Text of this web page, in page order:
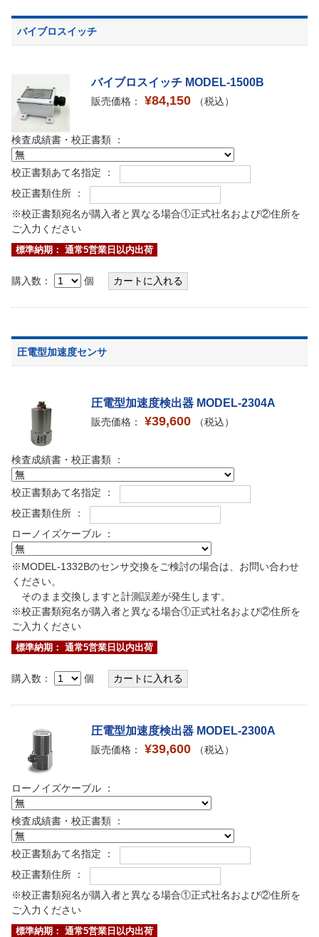
バイブロスイッチ
バイブロスイッチ MODEL-1500B
販売価格： ¥84,150 （税込）
検査成績書・校正書類 ：
校正書類あて名指定 ：
校正書類住所 ：
※校正書類宛名が購入者と異なる場合①正式社名および②住所を
ご入力ください
標準納期： 通常5営業日以内出荷
購入数： 個
圧電型加速度センサ
圧電型加速度検出器 MODEL-2304A
販売価格： ¥39,600 （税込）
検査成績書・校正書類 ：
校正書類あて名指定 ：
校正書類住所 ：
ローノイズケーブル ：
※MODEL-1332Bのセンサ交換をご検討の場合は、お問い合わせ
ください。
そのまま交換しますと計測誤差が発生します。
※校正書類宛名が購入者と異なる場合①正式社名および②住所を
ご入力ください
標準納期： 通常5営業日以内出荷
購入数： 個
圧電型加速度検出器 MODEL-2300A
販売価格： ¥39,600 （税込）
ローノイズケーブル ：
検査成績書・校正書類 ：
校正書類あて名指定 ：
校正書類住所 ：
※校正書類宛名が購入者と異なる場合①正式社名および②住所を
ご入力ください
標準納期： 通常5営業日以内出荷